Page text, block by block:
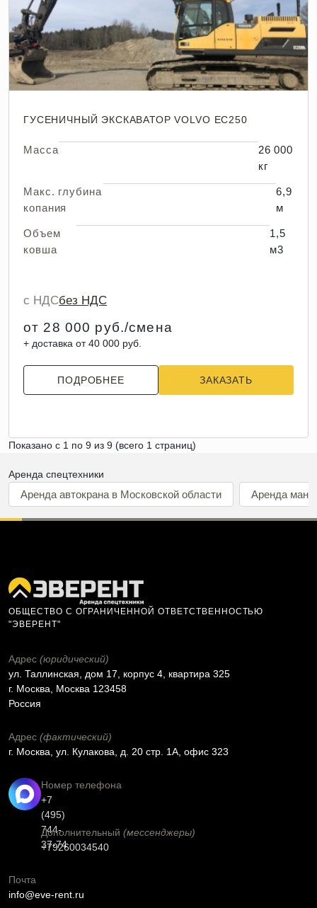
ГУСЕНИЧНЫЙ ЭКСКАВАТОР VOLVO EC250
Масса
26 000
кг
Макс. глубина
копания
6,9
м
Объем
ковша
1,5
м3
с НДСбез НДС
от 28 000 руб./смена
+ доставка от 40 000 руб.
ПОДРОБНЕЕ ЗАКАЗАТЬ
Показано с 1 по 9 из 9 (всего 1 страниц)
Аренда спецтехники
Аренда автокрана в Московской области Аренда
ОБЩЕСТВО С ОГРАНИЧЕННОЙ ОТВЕТСТВЕННОСТЬЮ
"ЭВЕРЕНТ"
Адрес (юридический)
ул. Таллинская, дом 17, корпус 4, квартира 325
г. Москва, Москва 123458
Россия
Адрес (фактический)
г. Москва, ул. Кулакова, д. 20 стр. 1А, офис 323
Номер телефона
+7
(495)
744-
37-74
Дополнительный (мессенджеры)
+79260034540
Почта
info@eve-rent.ru